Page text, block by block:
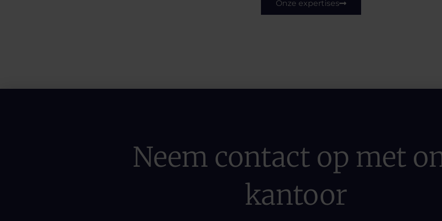
Onze expertises
Neem contact op met
kantoor